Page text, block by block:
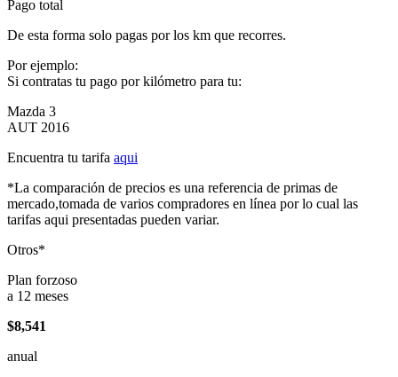
Pago total
De esta forma solo pagas por los km que recorres.
Por ejemplo:
Si contratas tu pago por kilómetro para tu:
Mazda 3
AUT 2016
Encuentra tu tarifa aqui
*La comparación de precios es una referencia de primas de
mercado,tomada de varios compradores en línea por lo cual las
tarifas aqui presentadas pueden variar.
Otros*
Plan forzoso
a 12 meses
$8,541
anual